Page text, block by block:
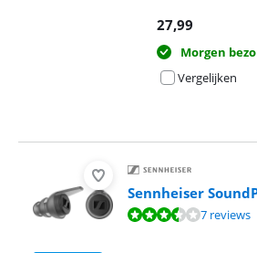
27,99
Morgen
Vergelijken
Sennheiser
Beoordeling is 6,9 van de 10, gebaseerd op 7
7 reviews